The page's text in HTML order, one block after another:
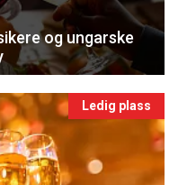
og ungarske
Ledig plass